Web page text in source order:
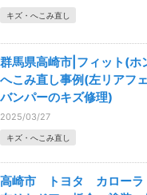
キズ・へこみ直し
群馬県高崎市|フィット(ホ
へこみ直し事例(左リアフ
バンパーのキズ修理)
2025/03/27
キズ・へこみ直し
高崎市 トヨタ カロー